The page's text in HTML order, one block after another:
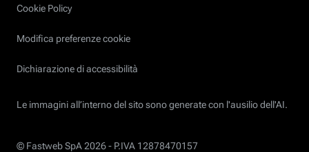
Cookie Policy
Modifica preferenze cookie
Dichiarazione di accessibilità
Le immagini all’interno del sito sono generate con l'ausilio dell'AI.
© Fastweb SpA 2026 - P.IVA 12878470157